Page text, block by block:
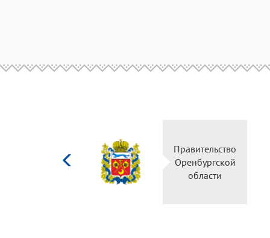
Правительство
Оренбургской
области